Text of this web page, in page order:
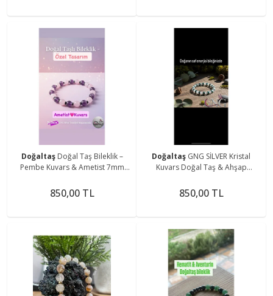
Doğaltaş Doğal Taş Bileklik –
Pembe Kuvars & Ametist 7mm
850,00 TL
Doğaltaş GNG SİLVER Kristal
Kuvars Doğal Taş & Ahşap
Boho Tarz
850,00 TL